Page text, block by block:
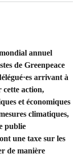
annuel
de Greenpeace
arrivant à
cette action,
et économiques
climatiques,
publie
une taxe sur les
de manière